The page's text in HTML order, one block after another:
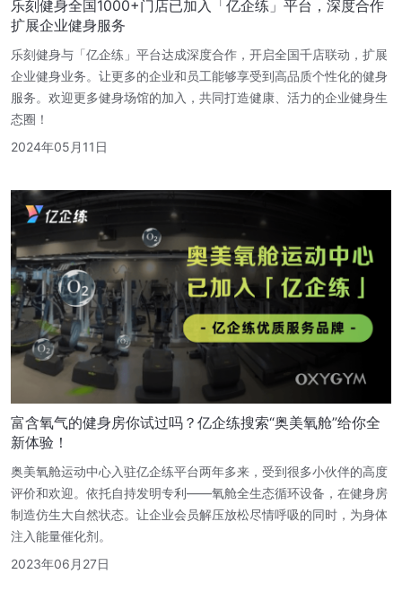
乐刻健身全国1000+门店已加入「亿企练」平台，深度合作
扩展企业健身服务
乐刻健身与「亿企练」平台达成深度合作，开启全国千店联动，扩展
企业健身业务。让更多的企业和员工能够享受到高品质个性化的健身
服务。欢迎更多健身场馆的加入，共同打造健康、活力的企业健身生
态圈！
2024年05月11日
富含氧气的健身房你试过吗？亿企练搜索“奥美氧舱”给你全
新体验！
奥美氧舱运动中心入驻亿企练平台两年多来，受到很多小伙伴的高度
评价和欢迎。依托自持发明专利——氧舱全生态循环设备，在健身房
制造仿生大自然状态。让企业会员解压放松尽情呼吸的同时，为身体
注入能量催化剂。
2023年06月27日